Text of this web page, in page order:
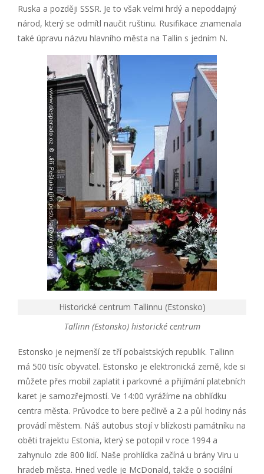
Ruska a později SSSR. Je to však velmi hrdý a nepoddajný
národ, který se odmítl naučit ruštinu. Rusifikace znamenala
také úpravu názvu hlavního města na Tallin s jedním N.
Historické centrum Tallinnu (Estonsko)
Tallinn (Estonsko) historické centrum
Estonsko je nejmenší ze tří pobalstských republik. Tallinn
má 500 tisíc obyvatel. Estonsko je elektronická země, kde si
můžete přes mobil zaplatit i parkovné a přijímání platebních
karet je samozřejmostí. Ve 14:00 vyrážíme na obhlídku
centra města. Průvodce to bere pečlivě a 2 a půl hodiny nás
provádí městem. Náš autobus stojí v blízkosti památníku na
oběti trajektu Estonia, který se potopil v roce 1994 a
zahynulo zde 800 lidí. Naše prohlídka začíná u brány Viru u
hradeb města. Hned vedle je McDonald, takže o sociální